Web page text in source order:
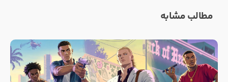
مطالب مشابه